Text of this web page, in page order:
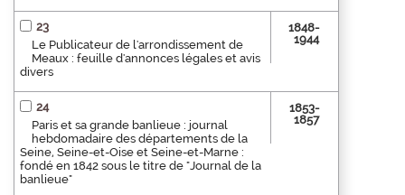
23
Le Publicateur de l'arrondissement de
Meaux : feuille d'annonces légales et avis
divers
1848-
1944
24
Paris et sa grande banlieue : journal
hebdomadaire des départements de la
Seine, Seine-et-Oise et Seine-et-Marne :
fondé en 1842 sous le titre de "Journal de la
banlieue"
1853-
1857